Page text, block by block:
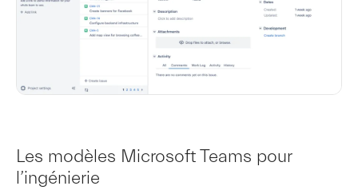
Les modèles Microsoft Teams pour
l’ingénierie